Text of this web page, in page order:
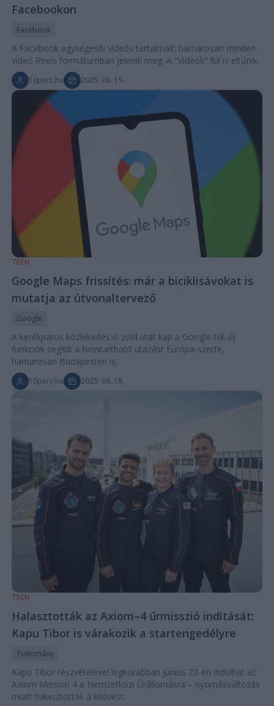
Facebookon
Facebook
A Facebook egységesíti videós tartalmait: hamarosan minden
videó Reels formátumban jelenik meg. A "Videók" fül is eltűnik.
10perc.hu 2025. 06. 19.
TECH
Google Maps frissítés: már a biciklisávokat is
mutatja az útvonaltervező
Google
A kerékpáros közlekedés is zöld utat kap a Google-től: új
funkciók segítik a fenntartható utazást Európa-szerte,
hamarosan Budapesten is.
10perc.hu 2025. 06. 18.
TECH
Halasztották az Axiom–4 űrmisszió indítását:
Kapu Tibor is várakozik a startengedélyre
Tudomány
Kapu Tibor részvételével legkorábban június 22-én indulhat az
Axiom Mission 4 a Nemzetközi Űrállomásra – nyomásváltozás
miatt halasztották a kilövést.